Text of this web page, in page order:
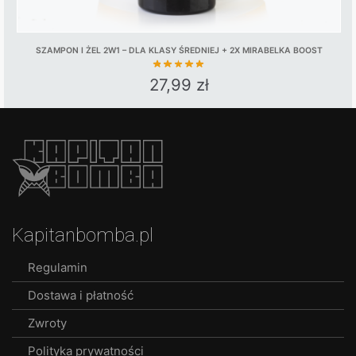
SZAMPON I ŻEL 2W1 – DLA KLASY ŚREDNIEJ + 2X MIRABELKA BOOST
27,99 zł
Kapitanbomba.pl
Regulamin
Dostawa i płatność
Zwroty
Polityka prywatności